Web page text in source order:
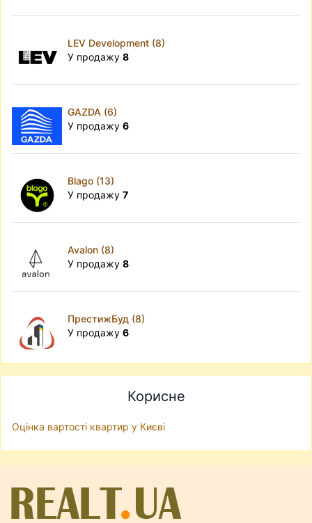
LEV Development (8)
У продажу 8
GAZDA (6)
У продажу 6
Blago (13)
У продажу 7
Avalon (8)
У продажу 8
ПрестижБуд (8)
У продажу 6
Корисне
Оцінка вартості квартир у Києві